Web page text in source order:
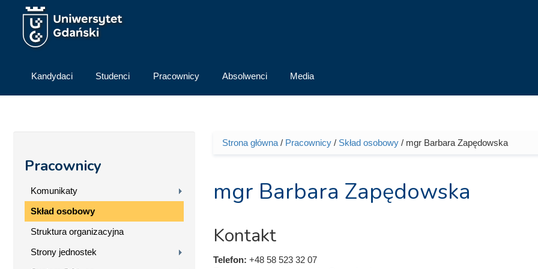
Przejdź do treści
Kandydaci Studenci Pracownicy Absolwenci Media
Pracownicy
Komunikaty
Skład osobowy
Struktura organizacyjna
Strony jednostek
Jesteś tutaj
Strona główna/ Pracownicy/ Skład osobowy/ mgr Barbara Zapędowska
mgr Barbara Zapędowska
Kontakt
Telefon: +48 58 523 32 07